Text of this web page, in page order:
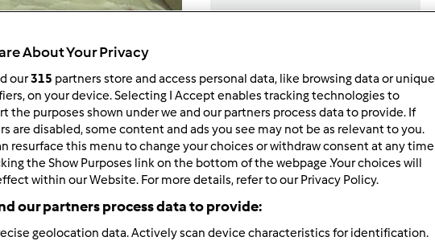
porcja/porcje/porcji
25 porcja/porcje/porcji
Poziom
About Your Privacy
our315 partners store and access personal data, like browsing data or unique
on your device. Selecting I Accept enables tracking technologies to
the purposes shown under we and our partners process data to provide. If
are disabled, some content and ads you see may not be as relevant to you.
resurface this menu to change your choices or withdraw consent at any time
the Show Purposes link on the bottom of the webpage .Your choices will
within our Website. For more details, refer to our Privacy Policy.
our partners process data to provide:
geolocation data. Actively scan device characteristics for identification.